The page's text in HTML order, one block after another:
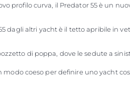
profilo curva, il Predator 55 è un
dagli altri yacht è il tetto apribile in
di poppa, dove le sedute a